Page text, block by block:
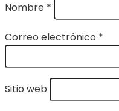
Nombre *
Correo electrónico *
Sitio web